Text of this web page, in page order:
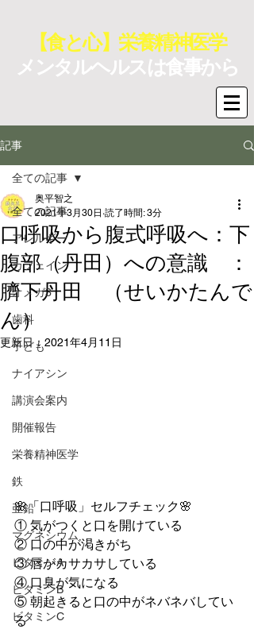
【食と心】栄養精神医学
メンタルヘルスは食事から
記事
全ての記事
アレルギー
カフェイン
オメガ3
歯科
子ども
ナイアシン
講演会案内
開催報告
栄養精神医学
鉄
亜鉛
マグネシウム
ビタミンA
ビタミンB
ビタミンC
全ての記事
口呼吸から腹式呼吸へ：下
腹部（丹田）への意識 ：
臍下丹田 （せいかたんで
ん）
奥平智之
2021年3月30日 読了時間: 3分
更新日： 2021年4月11日
🌸「口呼吸」セルフチェック🌸
① 気がつくと口を開けている
② 口の中が渇きがち
③ 唇がカサカサしている
④ 口臭が気になる
⑤ 朝起きると口の中がネバネバしてい
る